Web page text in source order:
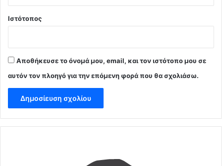
Ιστότοπος
Αποθήκευσε το όνομά μου, email, και τον ιστότοπο μου σε
αυτόν τον πλοηγό για την επόμενη φορά που θα σχολιάσω.